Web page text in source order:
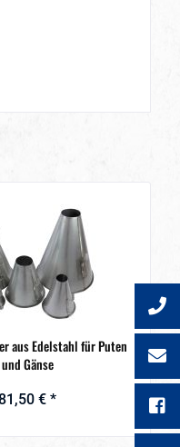
aus Edelstahl für Puten
und Gänse
€ *